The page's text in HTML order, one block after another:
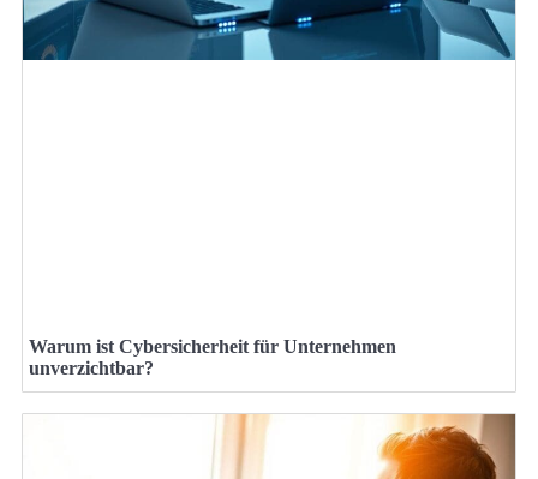
Warum ist Cybersicherheit für Unternehmen
unverzichtbar?